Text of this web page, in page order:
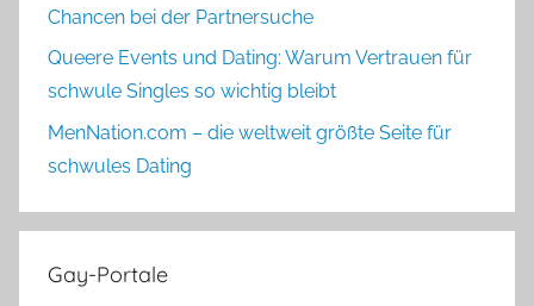
Chancen bei der Partnersuche
Queere Events und Dating: Warum Vertrauen für
schwule Singles so wichtig bleibt
MenNation.com – die weltweit größte Seite für
schwules Dating
Gay-Portale